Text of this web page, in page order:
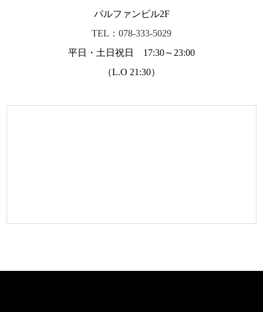
パルファンビル2F
TEL：078-333-5029
平日・土日祝日 17:30～23:00
（L.O 21:30）